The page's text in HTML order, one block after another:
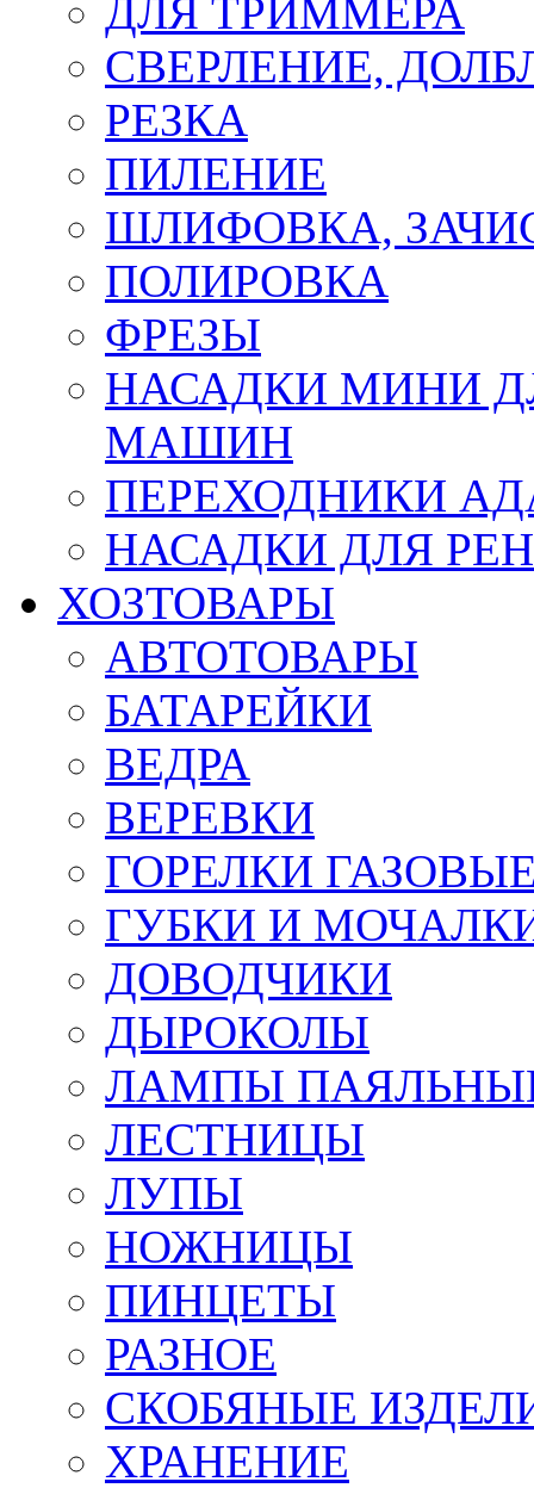
ДЛЯ ТРИММЕРА
СВЕРЛЕНИЕ,
РЕЗКА
ПИЛЕНИЕ
ШЛИФОВКА,
ПОЛИРОВКА
ФРЕЗЫ
НАСАДКИ МИНИ
МАШИН
ПЕРЕХОДНИКИ
НАСАДКИ ДЛЯ
ХОЗТОВАРЫ
АВТОТОВАРЫ
БАТАРЕЙКИ
ВЕДРА
ВЕРЕВКИ
ГОРЕЛКИ
ГУБКИ И
ДОВОДЧИКИ
ДЫРОКОЛЫ
ЛАМПЫ
ЛЕСТНИЦЫ
ЛУПЫ
НОЖНИЦЫ
ПИНЦЕТЫ
РАЗНОЕ
СКОБЯНЫЕ
ХРАНЕНИЕ